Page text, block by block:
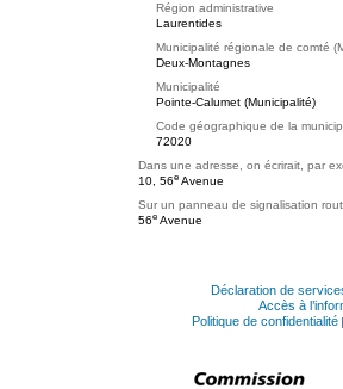
Région administrative
Laurentides
Municipalité régionale de comté
Deux-Montagnes
Municipalité
Pointe-Calumet (Municipalité)
Code géographique de la
72020
Dans une adresse, on écrirait, par
10, 56e Avenue
Sur un panneau de signalisation
56e Avenue
Déclaration de
Accès à
Politique de confidentialité